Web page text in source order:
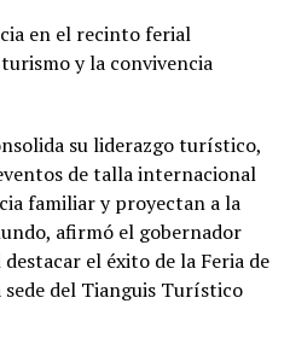
en el recinto ferial
y la convivencia
su liderazgo turístico,
de talla internacional
familiar y proyectan a la
afirmó el gobernador
el éxito de la Feria de
del Tianguis Turístico